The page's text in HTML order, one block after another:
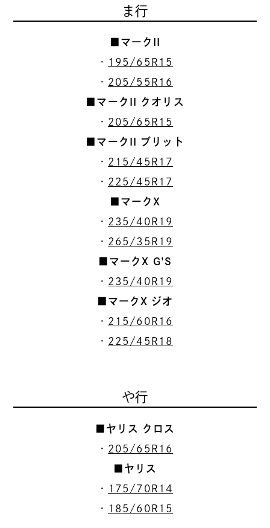
ま行
■マークII
・ 195/65R15
・ 205/55R16
■マークII クオリス
・ 205/65R15
■マークII ブリット
・ 215/45R17
・ 225/45R17
■マークX
・ 235/40R19
・ 265/35R19
■マークX G'S
・ 235/40R19
■マークX ジオ
・ 215/60R16
・ 225/45R18
や行
■ヤリス クロス
・ 205/65R16
■ヤリス
・ 175/70R14
・ 185/60R15